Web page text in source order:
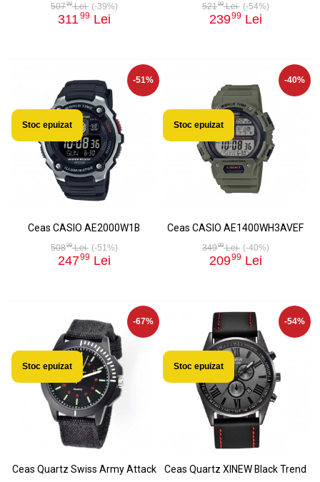
50799Lei (-39%)
31199Lei
52199Lei (-54%)
23999 Lei
-51%
Stoc epuizat
Ceas CASIO AE2000W1B
50899Lei (-51%)
24799 Lei
-40%
Stoc epuizat
Ceas CASIO AE1400WH3AVEF
34999Lei (-40%)
20999 Lei
-67%
Stoc epuizat
Ceas Quartz Swiss Army Attack
-54%
Stoc epuizat
Ceas Quartz XINEW Black Trend